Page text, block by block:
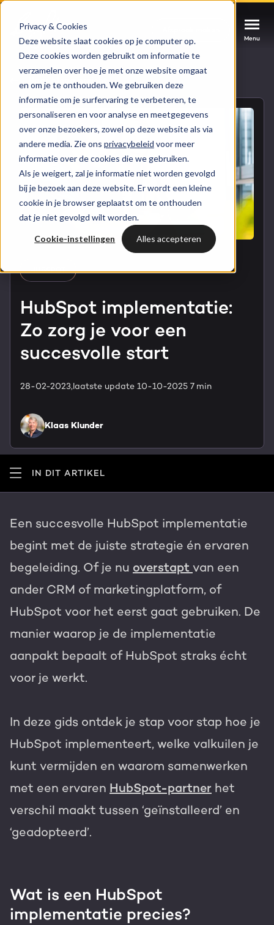
Privacy & Cookies
Deze website slaat cookies op je computer op.
Deze cookies worden gebruikt om informatie te
verzamelen over hoe je met onze website omgaat
en om je te onthouden. We gebruiken deze
informatie om je surfervaring te verbeteren, te
personaliseren en voor analyse en meetgegevens
over onze bezoekers, zowel op deze website als via
andere media. Zie ons privacybeleid voor meer
informatie over de cookies die we gebruiken.
Als je weigert, zal je informatie niet worden gevolgd
bij je bezoek aan deze website. Er wordt een kleine
cookie in je browser geplaatst om te onthouden
dat je niet gevolgd wilt worden.
Cookie-instellingen Alles accepteren
Menu
Menu
HUBSPOT SERVICES
HubSpot implementatie
HubSpot automations
HubSpot integraties
GROWTH SERVICES
Marketing automation
Content & design
WEBSITE SERVICES
HubSpot websites
Modules & templates
Membership portals
Growth-driven design
Cases
Branches
Bright
WELKOM BIJ BRIGHT
Team
Contact
HubSpot partner
Awards
Inspiratie
Blog
Events & webinars
PORTAL REVIEW
Haal alles uit je HubSpot licentie
Gratis portal scan
Nederlands Zoek
Menu
Could not loads results. Please refresh the
page.
Naar blogoverzicht
HUBSPOT
HubSpot implementatie:
Zo zorg je voor een
succesvolle start
28-02-2023,laatste update 10-10-2025 7 min
Klaas Klunder
IN DIT ARTIKEL
Een succesvolle HubSpot implementatie
begint met de juiste strategie én ervaren
begeleiding. Of je nu overstapt van een
ander CRM of marketingplatform, of
HubSpot voor het eerst gaat gebruiken. De
manier waarop je de implementatie
aanpakt bepaalt of HubSpot straks écht
voor je werkt.
In deze gids ontdek je stap voor stap hoe je
HubSpot implementeert, welke valkuilen je
kunt vermijden en waarom samenwerken
met een ervaren HubSpot-partner het
verschil maakt tussen ‘geïnstalleerd’ en
‘geadopteerd’.
Wat is een HubSpot
implementatie precies?